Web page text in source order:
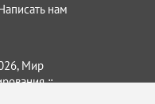
нам
Мир
::